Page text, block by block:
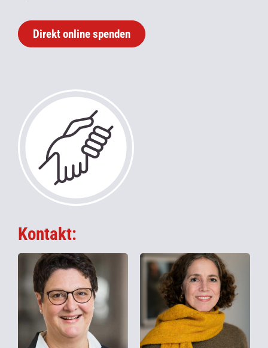
Direkt online spenden
Kontakt: